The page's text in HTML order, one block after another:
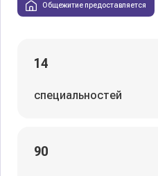
Общежитие предоставляется
14
специальностей
90